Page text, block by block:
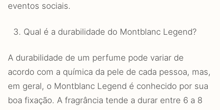
eventos sociais.
Qual é a durabilidade do Montblanc Legend?
A durabilidade de um perfume pode variar de
acordo com a química da pele de cada pessoa, mas,
em geral, o Montblanc Legend é conhecido por sua
boa fixação. A fragrância tende a durar entre 6 a 8